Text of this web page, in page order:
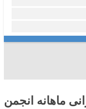
ماهانه انجمن